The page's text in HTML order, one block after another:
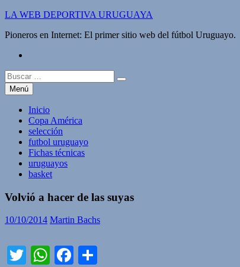
Saltar
contenido
LA WEB DEPORTIVA URUGUAYA
Pioneros en Internet: El primer sitio web del fútbol Uruguayo.
Buscar:
Menú
Inicio
Copa América
selección
futbol uruguayo
Fichas técnicas
uruguayos
basket
Volvió a hacer de las suyas
10/10/2014 Martin Bachs
TwitterWhatsApp
Facebook